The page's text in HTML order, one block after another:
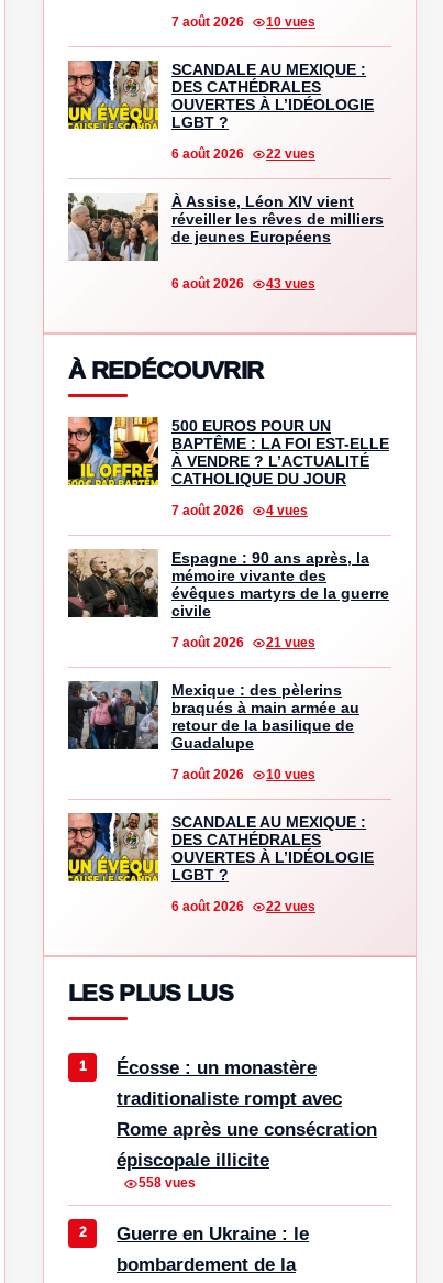
7 août 2026 10 vues
SCANDALE AU MEXIQUE :
DES CATHÉDRALES
OUVERTES À L’IDÉOLOGIE
LGBT ?
6 août 2026 22 vues
À Assise, Léon XIV vient
réveiller les rêves de milliers
de jeunes Européens
6 août 2026 43 vues
À REDÉCOUVRIR
500 EUROS POUR UN
BAPTÊME : LA FOI EST-ELLE
À VENDRE ? L’ACTUALITÉ
CATHOLIQUE DU JOUR
7 août 2026 4 vues
Espagne : 90 ans après, la
mémoire vivante des
évêques martyrs de la guerre
civile
7 août 2026 21 vues
Mexique : des pèlerins
braqués à main armée au
retour de la basilique de
Guadalupe
7 août 2026 10 vues
SCANDALE AU MEXIQUE :
DES CATHÉDRALES
OUVERTES À L’IDÉOLOGIE
LGBT ?
6 août 2026 22 vues
LES PLUS LUS
Écosse : un monastère
traditionaliste rompt avec
Rome après une consécration
épiscopale illicite
558 vues
Guerre en Ukraine : le
bombardement de la